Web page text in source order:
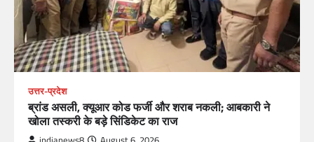
उत्तर-प्रदेश
ब्रांड असली, क्यूआर कोड फर्जी और शराब नकली; आबकारी ने
खोला तस्करी के बड़े सिंडिकेट का राज